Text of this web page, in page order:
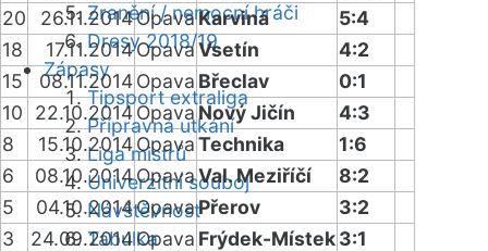
Zranění / nemocní hráči
Dresy 2018/19
Zápasy
Tipsport extraliga
Přípravná utkání
Liga mistrů
Univerzitní souboj
Návštěvnost
Tabulka
20
26.11.2014OpavaKarviná
5:4
18
17.11.2014OpavaVsetín
4:2
15
08.11.2014Opava Břeclav
0:1
10
22.10.2014Opava Nový Jičín
4:3
8
15.10.2014OpavaTechnika
1:6
6
08.10.2014OpavaVal. Meziříčí
8:2
5
04.10.2014OpavaPřerov
3:2
3
24.09.2014Opava Frýdek-Místek3:1